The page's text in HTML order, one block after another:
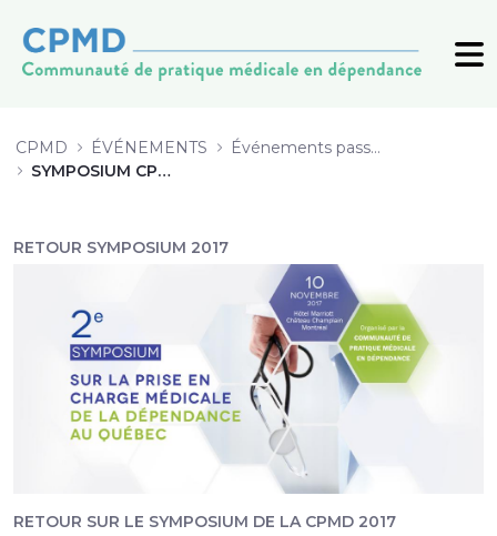
CPMD ÉVÉNEMENTS
Événements passés (archive)
SYMPOSIUM CPMD 2017
RETOUR SYMPOSIUM 2017
RETOUR SUR LE SYMPOSIUM DE LA CPMD 2017